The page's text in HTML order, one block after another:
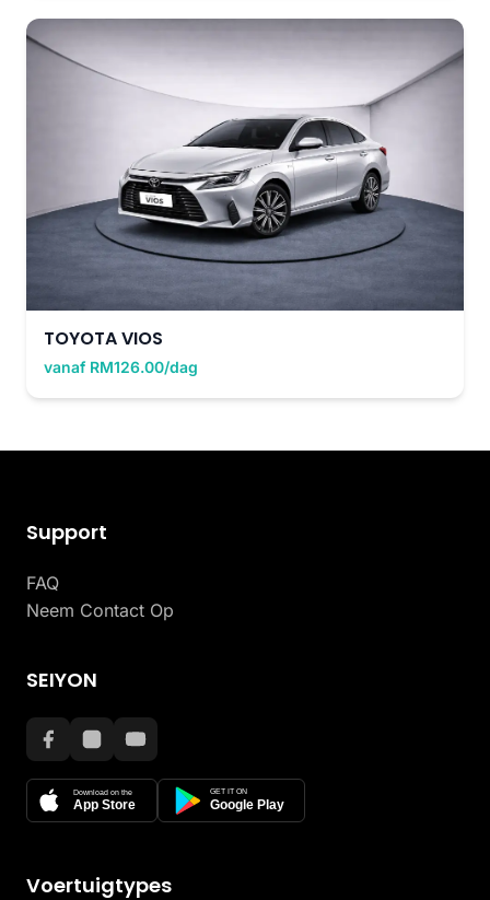
TOYOTA VIOS
vanaf RM126.00/dag
SEIYON
Download on the
App Store
GET IT ON
Google Play
Voertuigtypes
Support
FAQ
Neem Contact Op